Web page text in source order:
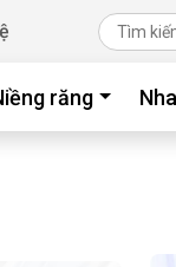
răng